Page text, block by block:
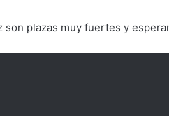
plazas muy fuertes y